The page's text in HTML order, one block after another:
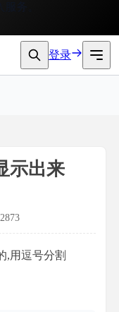
登录
示出来
,用逗号分割